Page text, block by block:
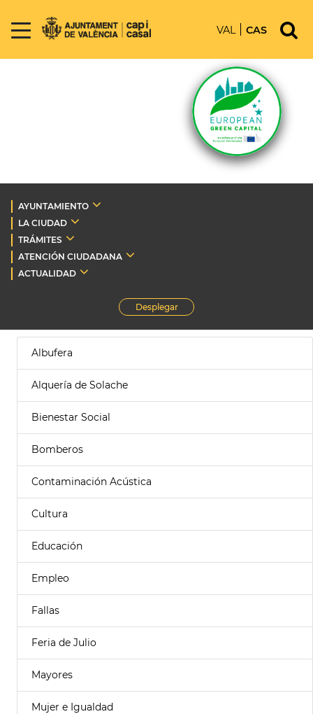
VAL CAS
AYUNTAMIENTO
LA CIUDAD
TRÁMITES
ATENCIÓN CIUDADANA
ACTUALIDAD
Desplegar
Albufera
Alquería de Solache
Bienestar Social
Bomberos
Contaminación Acústica
Cultura
Educación
Empleo
Fallas
Feria de Julio
Mayores
Mujer e Igualdad